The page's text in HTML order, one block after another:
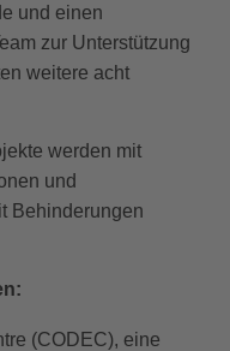
und einen
zur Unterstützung
weitere acht
werden mit
und
Behinderungen
(CODEC), eine